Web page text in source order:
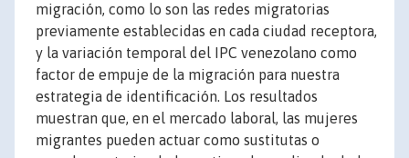
migración, como lo son las redes migratorias
previamente establecidas en cada ciudad receptora,
y la variación temporal del IPC venezolano como
factor de empuje de la migración para nuestra
estrategia de identificación. Los resultados
muestran que, en el mercado laboral, las mujeres
migrantes pueden actuar como sustitutas o